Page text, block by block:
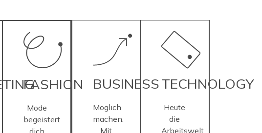
FASHION
Mode
begeistert
BUSINESS
Möglich
machen.
Mit
TECHNOLOGY
Heute
die
Arbeitswelt